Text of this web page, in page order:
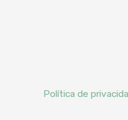
Política de